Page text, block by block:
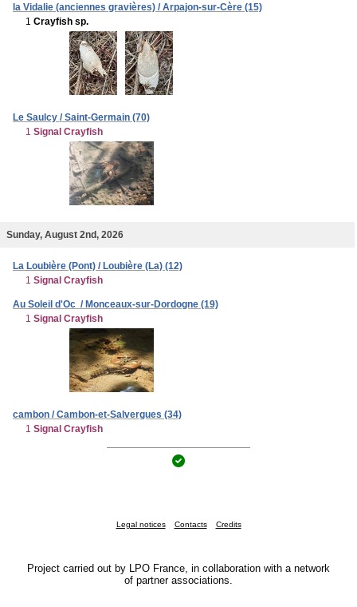
la Vidalie (anciennes gravières) / Arpajon-sur-Cère (15)
1 Crayfish sp.
Le Saulcy / Saint-Germain (70)
1 Signal Crayfish
Sunday, August 2nd, 2026
La Loubière (Pont) / Loubière (La) (12)
1 Signal Crayfish
Au Soleil d'Oc / Monceaux-sur-Dordogne (19)
1 Signal Crayfish
cambon / Cambon-et-Salvergues (34)
1 Signal Crayfish
Legal notices Contacts Credits
Project carried out by LPO France, in collaboration with a network
of partner associations.